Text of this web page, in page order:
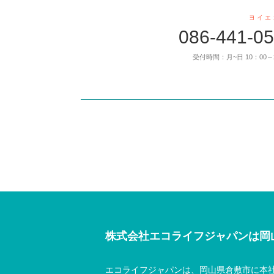
ヨ イ エ
086-441-
受付時間：月~日 10：00
株式会社エコライフジャパンは
エコライフジャパンは、岡山県倉敷市に本